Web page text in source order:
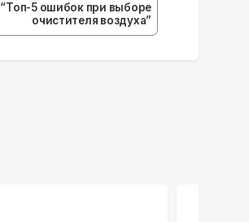
“Топ-5 ошибок при выборе
очистителя воздуха”